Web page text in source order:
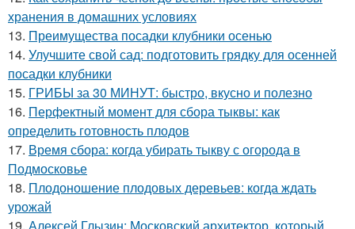
хранения в домашних условиях
13. Преимущества посадки клубники осенью
14. Улучшите свой сад: подготовить грядку для осенней
посадки клубники
15. ГРИБЫ за 30 МИНУТ: быстро, вкусно и полезно
16. Перфектный момент для сбора тыквы: как
определить готовность плодов
17. Время сбора: когда убирать тыкву с огорода в
Подмосковье
18. Плодоношение плодовых деревьев: когда ждать
урожай